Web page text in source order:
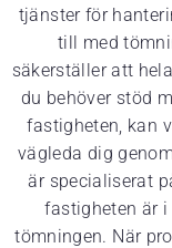
tjänster för
till med
säkerställer att
du behöver stöd
fastigheten, kan
vägleda dig
är specialiserat
fastigheten är
tömningen. När